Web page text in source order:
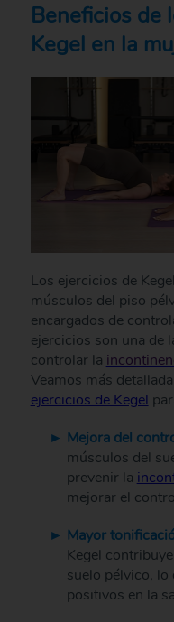
Beneficios de
Kegel en la
Los ejercicios de
músculos del piso
encargados de
ejercicios son una de
controlar la
Veamos más
ejercicios de Kegel
Mejora del
músculos del
prevenir la
mejorar el
Mayor
Kegel
suelo pélvico, lo
positivos en la